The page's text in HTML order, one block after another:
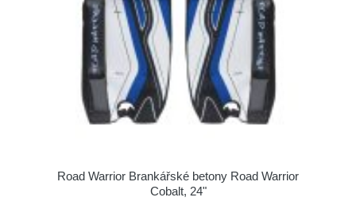
Road Warrior Brankářské betony Road Warrior
Cobalt, 24"